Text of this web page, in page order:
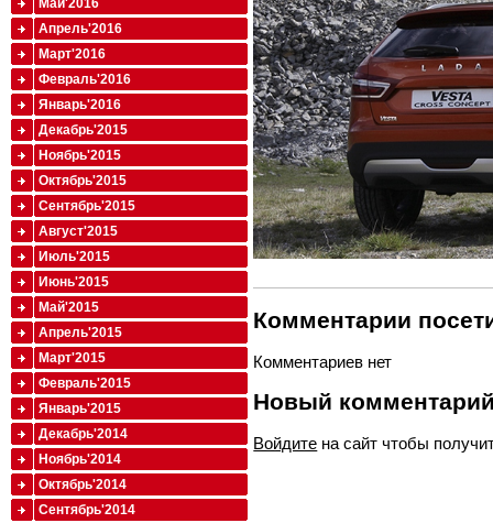
Комментарии
Комментариев нет
Новый
Войдите на сайт чтобы
Май'2016
Апрель'2016
Март'2016
Февраль'2016
Январь'2016
Декабрь'2015
Ноябрь'2015
Октябрь'2015
Сентябрь'2015
Август'2015
Июль'2015
Июнь'2015
Май'2015
Апрель'2015
Март'2015
Февраль'2015
Январь'2015
Декабрь'2014
Ноябрь'2014
Октябрь'2014
Сентябрь'2014